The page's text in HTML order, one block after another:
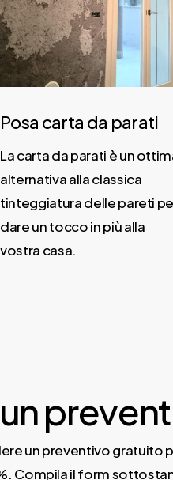
Posa carta da parati
La carta da parati è un
alternativa alla classica
tinteggiatura delle pareti per
dare un tocco in più alla
vostra casa.
un preventivo gratuito
Compila il form